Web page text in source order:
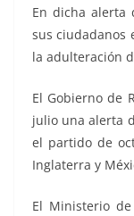
En dicha alerta
sus ciudadanos
la adulteración
El Gobierno de
julio una alerta
el partido de
Inglaterra y
El Ministerio